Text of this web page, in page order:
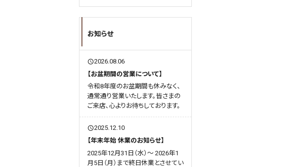
お知らせ
query_builder2026.08.06
【お盆期間の営業について】
令和8年度のお盆期間も休みなく、
通常通り営業いたします。皆さまの
ご来店、心よりお待ちしております。
query_builder2025.12.10
【年末年始 休業のお知らせ】
2025年12月31日（水）～ 2026年1
月5日（月）まで終日休業とさせてい